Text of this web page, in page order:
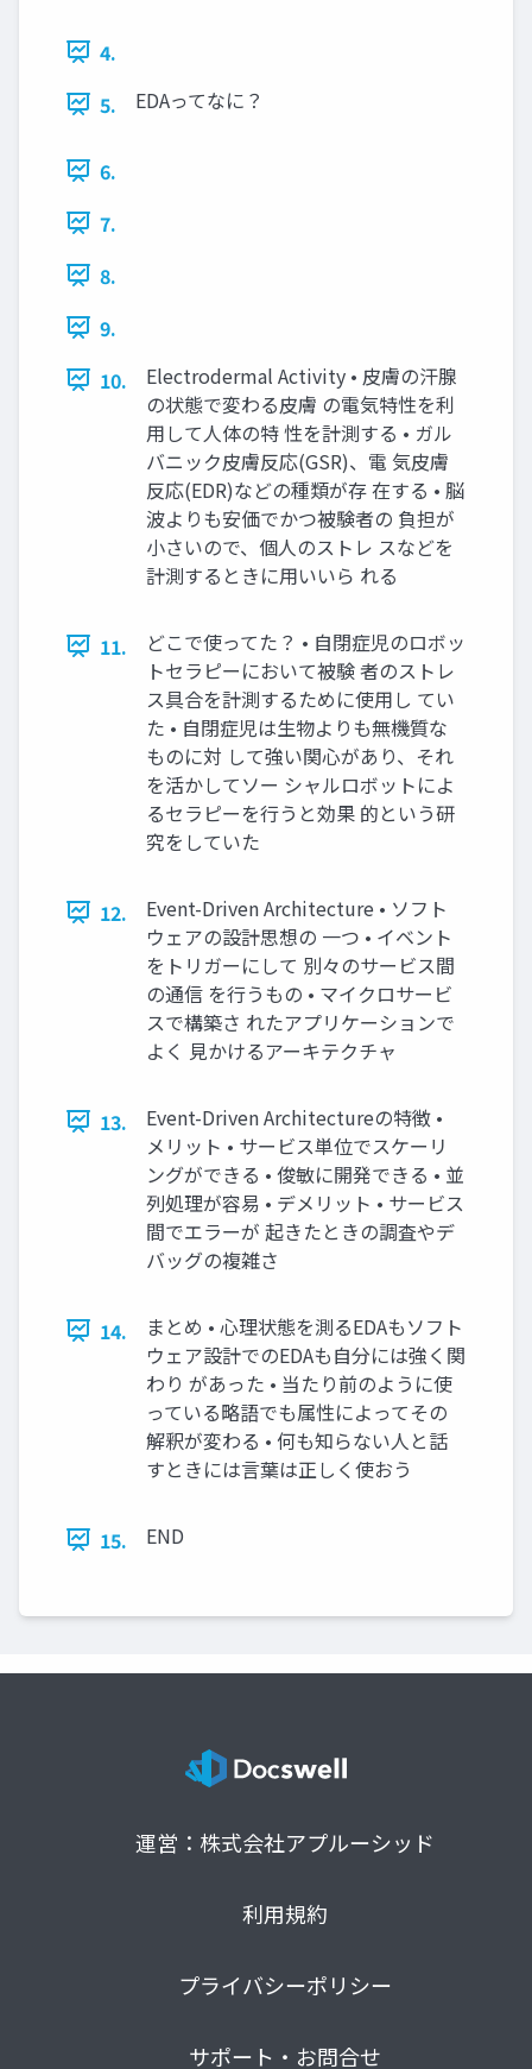
4.
5.
EDAってなに？
6.
7.
8.
9.
10.
Electrodermal Activity • 皮膚の汗腺
の状態で変わる皮膚 の電気特性を利
用して人体の特 性を計測する • ガル
バニック皮膚反応(GSR)、電 気皮膚
反応(EDR)などの種類が存 在する • 脳
波よりも安価でかつ被験者の 負担が
小さいので、個人のストレ スなどを
計測するときに用いいら れる
11.
どこで使ってた？ • 自閉症児のロボッ
トセラピーにおいて被験 者のストレ
ス具合を計測するために使用し てい
た • 自閉症児は生物よりも無機質な
ものに対 して強い関心があり、それ
を活かしてソー シャルロボットによ
るセラピーを行うと効果 的という研
究をしていた
12.
Event-Driven Architecture • ソフト
ウェアの設計思想の 一つ • イベント
をトリガーにして 別々のサービス間
の通信 を行うもの • マイクロサービ
スで構築さ れたアプリケーションで
よく 見かけるアーキテクチャ
13.
Event-Driven Architectureの特徴 •
メリット • サービス単位でスケーリ
ングができる • 俊敏に開発できる • 並
列処理が容易 • デメリット • サービス
間でエラーが 起きたときの調査やデ
バッグの複雑さ
14.
まとめ • 心理状態を測るEDAもソフト
ウェア設計でのEDAも自分には強く関
わり があった • 当たり前のように使
っている略語でも属性によってその
解釈が変わる • 何も知らない人と話
すときには言葉は正しく使おう
15. END
運営：株式会社アプルーシッド
利用規約
プライバシーポリシー
サポート・お問合せ